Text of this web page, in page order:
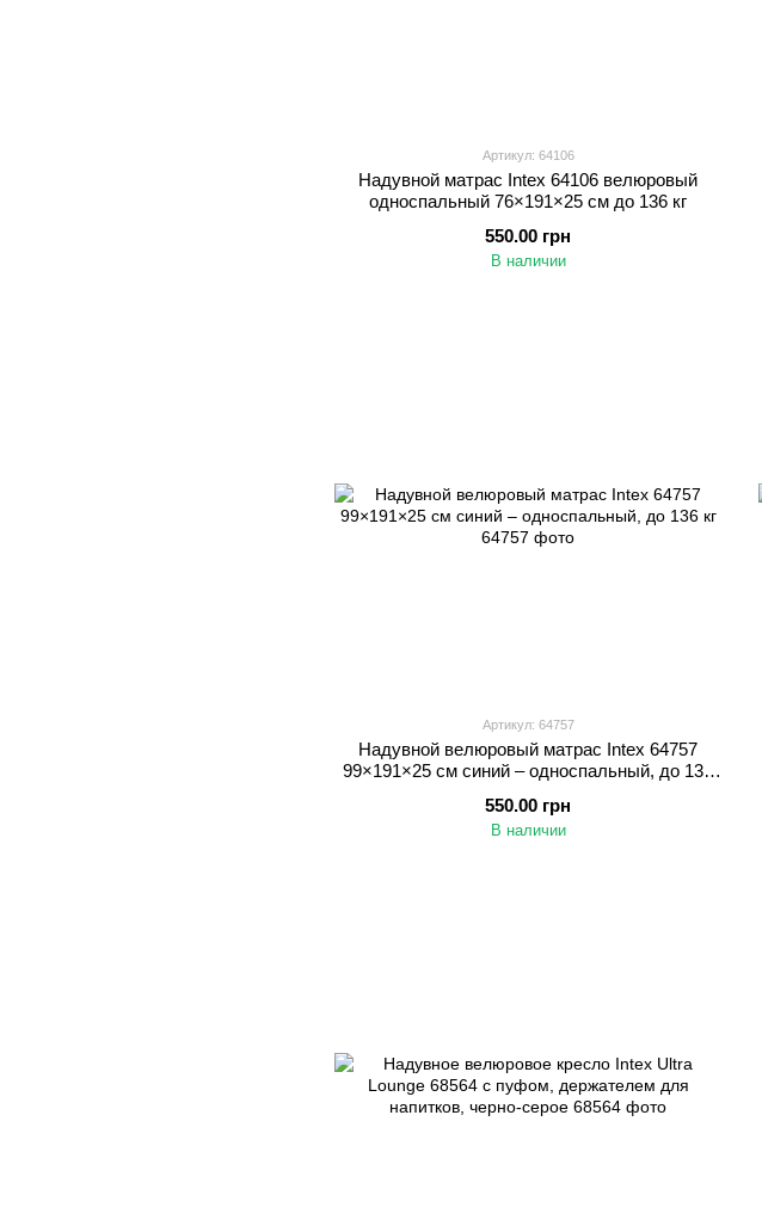
Артикул: 64106
Надувной матрас Intex 64106 велюровый
односпальный 76×191×25 см до 136 кг
550.00 грн
В наличии
Артикул: 64757
Надувной велюровый матрас Intex 64757
99×191×25 см синий – односпальный, до 136
550.00 грн
В наличии